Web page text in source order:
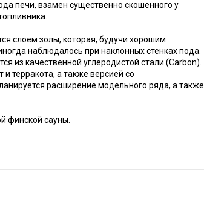
печи, взамен существенно скошенного у
слоем золы, которая, будучи хорошим
наблюдалось при наклонных стенках пода.
из качественной углеродистой стали (Carbon).
терракота, а также версией со
расширение модельного ряда, а также
финской сауны.